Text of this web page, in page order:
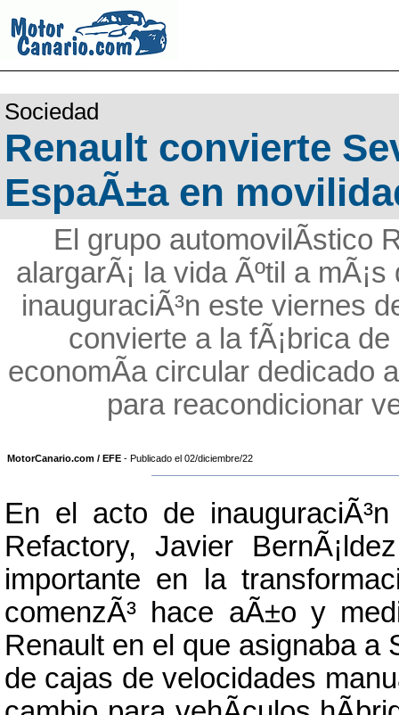
Sociedad
Renault convierte
EspaÃ±a en
El grupo automovilÃ­stico
alargarÃ¡ la vida Ãºtil a
inauguraciÃ³n este viernes
convierte a la fÃ¡brica
economÃ­a circular dedicado
para reacondicionar
MotorCanario.com / EFE - Publicado el 02/diciembre/22
En el acto de
Refactory, Javier
importante en la
comenzÃ³ hace aÃ±o y
Renault en el que asignaba a
de cajas de velocidades